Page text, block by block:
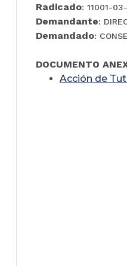
Radicado: 11001-
Demandante:
Demandado:
DOCUMENTO
Acción de